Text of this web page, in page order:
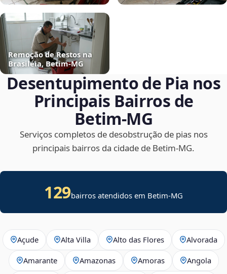
Remoção de Restos na
Brasiléia, Betim‑MG
Desentupimento de Pia nos
Principais Bairros de
Betim‑MG
Serviços completos de desobstrução de pias nos
principais bairros da cidade de Betim‑MG.
129bairros atendidos em Betim-MG
Açude Alta Villa Alto das Flores Alvorada
Amarante Amazonas Amoras Angola